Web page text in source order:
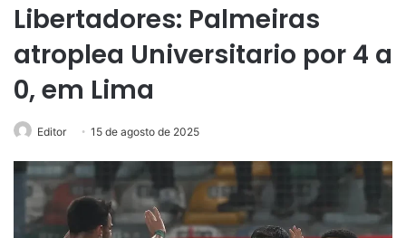
Libertadores: Palmeiras
atroplea Universitario por 4 a
0, em Lima
Editor 15 de agosto de 2025